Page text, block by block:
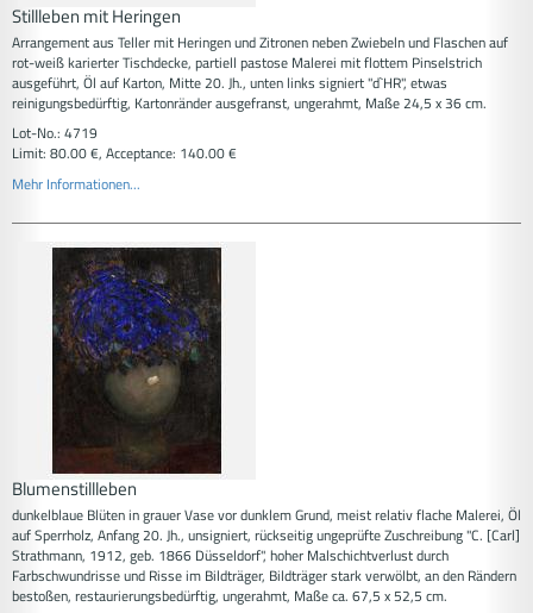
Stillleben mit Heringen
Arrangement aus Teller mit Heringen und Zitronen neben Zwiebeln und Flaschen auf
rot-weiß karierter Tischdecke, partiell pastose Malerei mit flottem Pinselstrich
ausgeführt, Öl auf Karton, Mitte 20. Jh., unten links signiert "d`HR", etwas
reinigungsbedürftig, Kartonränder ausgefranst, ungerahmt, Maße 24,5 x 36 cm.
Lot-No.: 4719
Limit: 80.00 €, Acceptance: 140.00 €
Mehr Informationen...
Blumenstillleben
dunkelblaue Blüten in grauer Vase vor dunklem Grund, meist relativ flache Malerei, Öl
auf Sperrholz, Anfang 20. Jh., unsigniert, rückseitig ungeprüfte Zuschreibung "C. [Carl]
Strathmann, 1912, geb. 1866 Düsseldorf", hoher Malschichtverlust durch
Farbschwundrisse und Risse im Bildträger, Bildträger stark verwölbt, an den Rändern
bestoßen, restaurierungsbedürftig, ungerahmt, Maße ca. 67,5 x 52,5 cm.